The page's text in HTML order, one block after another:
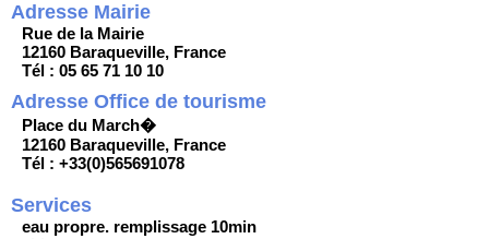
Adresse Mairie
Rue de la Mairie
12160 Baraqueville, France
Tél : 05 65 71 10 10
Adresse Office de tourisme
Place du March�
12160 Baraqueville, France
Tél : +33(0)565691078
Services
eau propre. remplissage 10min